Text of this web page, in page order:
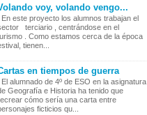
voy, volando vengo...
En este proyecto los alumnos trabajan el
terciario , centrándose en el
. Como estamos cerca de la época
tienen...
en tiempos de guerra
El alumnado de 4º de ESO en la asignatura
Geografía e Historia ha tenido que
cómo sería una carta entre
ficticios qu...